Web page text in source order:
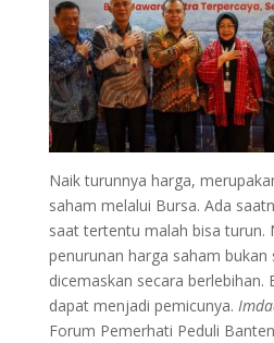
Naik turunnya harga,
saham melalui Bursa. Ada
saat tertentu malah bisa turun.
penurunan harga saham bukan
dicemaskan secara berlebihan.
dapat menjadi pemicunya.
Forum Pemerhati Peduli